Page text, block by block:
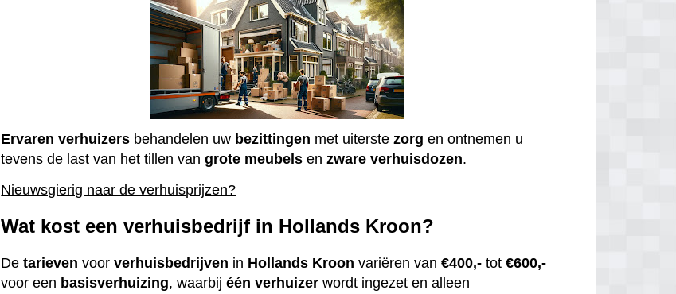
Ervaren verhuizers behandelen uw bezittingen met uiterstezorg en ontnemen u
tevens de last van het tillen vangrote meubels enzware verhuisdozen.
Nieuwsgierig naar de verhuisprijzen?
Wat kost een verhuisbedrijf in Hollands Kroon?
Detarieven voorverhuisbedrijven in Hollands Kroon variëren van€400,- tot€600,-
voor een basisverhuizing, waarbijéén verhuizer wordt ingezet en alleen